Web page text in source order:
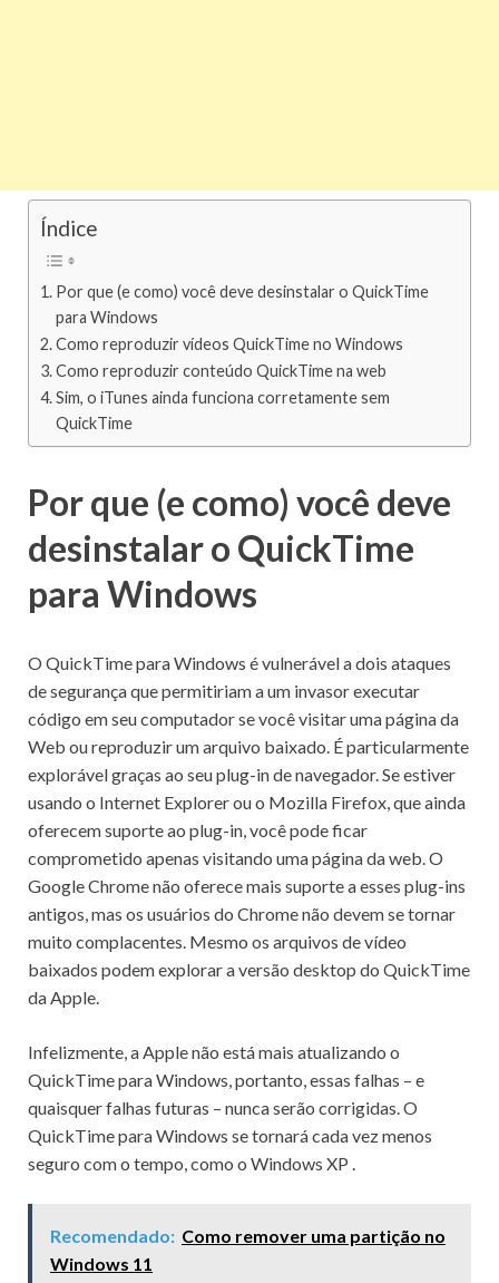
Índice
Por que (e como) você deve desinstalar o QuickTime
para Windows
Como reproduzir vídeos QuickTime no Windows
Como reproduzir conteúdo QuickTime na web
Sim, o iTunes ainda funciona corretamente sem
QuickTime
Por que (e como) você deve
desinstalar o QuickTime
para Windows
O QuickTime para Windows é vulnerável a dois ataques
de segurança que permitiriam a um invasor executar
código em seu computador se você visitar uma página da
Web ou reproduzir um arquivo baixado. É particularmente
explorável graças ao seu plug-in de navegador.Se estiver
usando o Internet Explorer ou o Mozilla Firefox, que ainda
oferecem suporte ao plug-in, você pode ficar
comprometido apenas visitando uma página da web.O
Google Chrome não oferece mais suporte a esses plug-ins
antigos, mas os usuários do Chrome não devem se tornar
muito complacentes. Mesmo os arquivos de vídeo
baixados podem explorar a versão desktop do QuickTime
da Apple.
Infelizmente, a Apple não está mais atualizando o
QuickTime para Windows, portanto, essas falhas – e
quaisquer falhas futuras – nunca serão corrigidas.O
QuickTime para Windows se tornará cada vez menos
seguro com o tempo, como o Windows XP .
Recomendado: Como remover uma partição no
Windows 11